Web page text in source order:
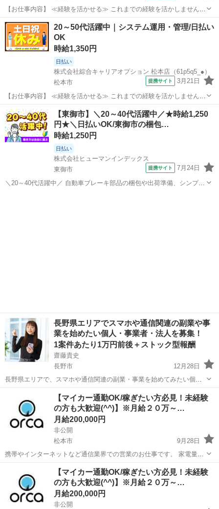
【お仕事内容】 ≪経験を活かせる≫ これまでの経験を活かしません
か？ ブランクがあっても大丈夫♪ 経験はちょっとだけ…という方も
OK！ ≪無理なくお給料に残業代を上乗せ≫ 残業は月20時間未満で、
ほどよく稼げます♪ ≪週休...
長野 松本市 その他
20～50代活躍中｜システム運用・管理/日払い
OK
時給1,350円
日払い
株式会社綜合キャリアオプション 松本店（61p5q5_●）
松本市
提携サイト 3月21日
【お仕事内容】 ≪経験を活かせる≫ これまでの経験を活かしません
か？ ブランクがあっても大丈夫♪ 経験はちょっとだけ…という方も
OK！ ≪無理なくお給料に残業代を上乗せ≫ 残業は月20時間未満で、
ほどよく稼げます♪ ≪週休...
長野 松本市 その他
【東御市】＼20～40代活躍中／★時給1,250
円★＼日払いOK/東御市の梱包…
時給1,250円
日払い
株式会社ヒューマンインデックス
東御市
提携サイト 7月24日
＼20～40代活躍中／ 自動車ブレーキ部品の梱包や出荷準備、シンプル
長野県エリアでスマホや通信関連の副業や事
業を始めたい個人・事業者・法人を募集！
1案件あたり1万円前後＋ストック型報酬
齋藤貴史
長野市
12月28日
長野県エリアで、スマホや通信関連の副業・事業を始めてみたい個
人・事業者・法人の方を募集しています。 （※他の地域の方もお気軽
にご相談ください） ⚫️ 働く場所や時間は自由！自宅やオフィスでのス
タートもOK 事業を始...
その他 オンライン
【マイカー通勤OK/稼ぎたい方必見！未経験
の方も大歓迎(^^)】※月給２０万～…
月給200,000円
非公開
松本市
9月28日
携帯やインターネットなど通信業界での営業のお仕事です。 家電量販
店や携帯ショップなどに配属となります。 お客様へのお声掛けからス
タートとなり、お客様への興味付け、商談、契約となります。 営業力
も身につくのでスキルア...
その他
【マイカー通勤OK/稼ぎたい方必見！未経験
の方も大歓迎(^^)】※月給２０万～…
月給200,000円
非公開